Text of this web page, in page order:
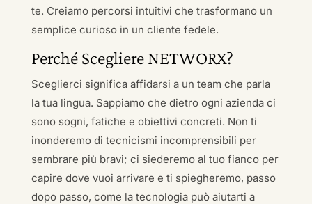
te. Creiamo percorsi intuitivi che trasformano un
semplice curioso in un cliente fedele.
Perché Scegliere NETWORX?
Sceglierci significa affidarsi a un team che parla
la tua lingua. Sappiamo che dietro ogni azienda ci
sono sogni, fatiche e obiettivi concreti. Non ti
inonderemo di tecnicismi incomprensibili per
sembrare più bravi; ci siederemo al tuo fianco per
capire dove vuoi arrivare e ti spiegheremo, passo
dopo passo, come la tecnologia può aiutarti a